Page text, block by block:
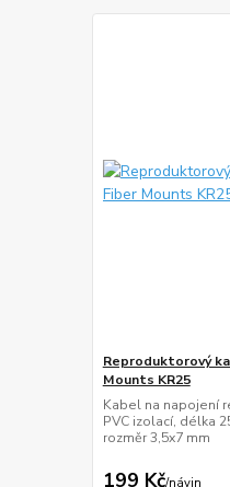
Reproduktorový
Mounts KR25
Kabel na napojení
PVC izolací, délka
rozměr 3,5x7 mm
199 Kč/návin